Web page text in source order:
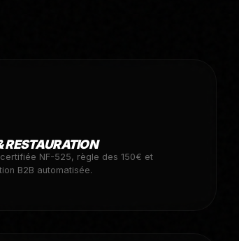
RESTAURATION
NF-525, règle des 150€ et
B2B automatisée.